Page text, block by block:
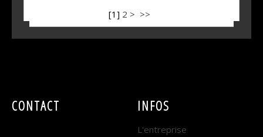
[1 ] 2 > >>
CONTACT INFOS
L'entreprise